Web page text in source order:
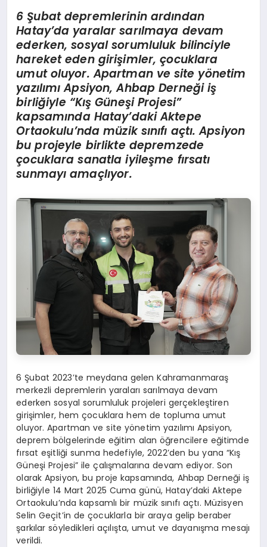
6 Şubat depremlerinin ardından
Hatay’da yaralar sarılmaya devam
ederken, sosyal sorumluluk bilinciyle
hareket eden girişimler, çocuklara
umut oluyor. Apartman ve site yönetim
yazılımı Apsiyon, Ahbap Derneği iş
birliğiyle “Kış Güneşi Projesi”
kapsamında Hatay’daki Aktepe
Ortaokulu’nda müzik sınıfı açtı. Apsiyon
bu projeyle birlikte depremzede
çocuklara sanatla iyileşme fırsatı
sunmayı amaçlıyor.
6 Şubat 2023’te meydana gelen Kahramanmaraş
merkezli depremlerin yaraları sarılmaya devam
ederken sosyal sorumluluk projeleri gerçekleştiren
girişimler, hem çocuklara hem de topluma umut
oluyor. Apartman ve site yönetim yazılımı Apsiyon,
deprem bölgelerinde eğitim alan öğrencilere eğitimde
fırsat eşitliği sunma hedefiyle, 2022’den bu yana “Kış
Güneşi Projesi” ile çalışmalarına devam ediyor. Son
olarak Apsiyon, bu proje kapsamında, Ahbap Derneği iş
birliğiyle 14 Mart 2025 Cuma günü, Hatay’daki Aktepe
Ortaokulu’nda kapsamlı bir müzik sınıfı açtı. Müzisyen
Selin Geçit’in de çocuklarla bir araya gelip beraber
şarkılar söyledikleri açılışta, umut ve dayanışma mesajı
verildi.